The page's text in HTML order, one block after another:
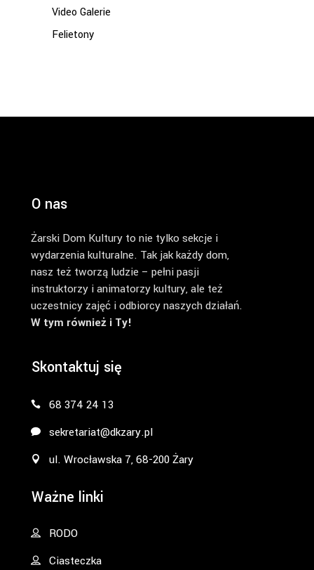
Video Galerie
Felietony
O nas
Żarski Dom Kultury to nie tylko sekcje i
wydarzenia kulturalne. Tak jak każdy dom,
nasz też tworzą ludzie – pełni pasji
instruktorzy i animatorzy kultury, ale też
uczestnicy zajęć i odbiorcy naszych działań.
W tym również i Ty!
Skontaktuj się
68 374 24 13
sekretariat@dkzary.pl
ul. Wrocławska 7, 68-200 Żary
Ważne linki
RODO
Ciasteczka